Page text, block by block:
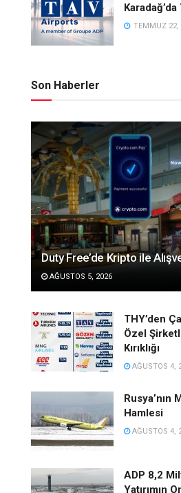
TEMMUZ 22,
Son Haberler
Duty Free’de Kripto ile
AĞUSTOS 5, 2026
THY’den
Özel
Kırıklığı
AĞUSTOS 4,
Rusya’nın
Hamlesi
AĞUSTOS 4,
ADP 8,2
Yatırımın